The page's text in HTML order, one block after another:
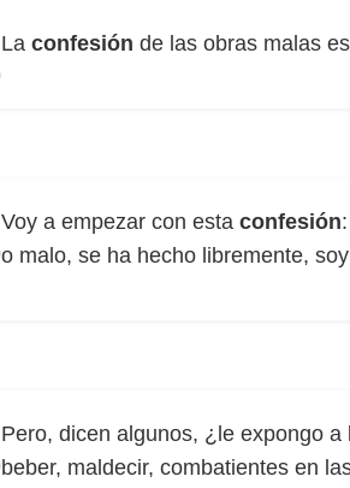
La confesión de las obras malas
Voy a empezar con esta confesión
o malo, se ha hecho libremente,
Pero, dicen algunos, ¿le expongo
beber, maldecir, combatientes en